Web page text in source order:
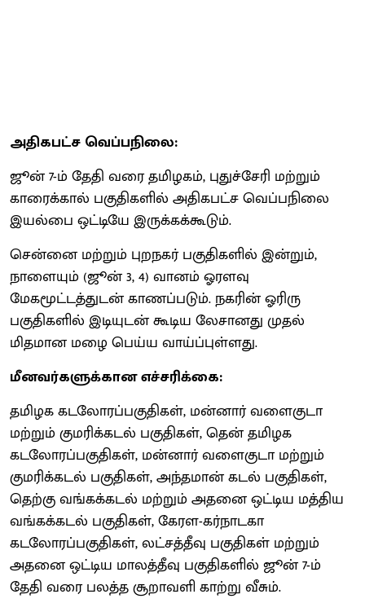
அதிகபட்ச வெப்பநிலை:
ஜூன் 7-ம் தேதி வரை தமிழகம், புதுச்சேரி மற்றும்
காரைக்கால் பகுதிகளில் அதிகபட்ச வெப்பநிலை
இயல்பை ஒட்டியே இருக்கக்கூடும்.
சென்னை மற்றும் புறநகர் பகுதிகளில் இன்றும்,
நாளையும் (ஜூன் 3, 4) வானம் ஓரளவு
மேகமூட்டத்துடன் காணப்படும். நகரின் ஓரிரு
பகுதிகளில் இடியுடன் கூடிய லேசானது முதல்
மிதமான மழை பெய்ய வாய்ப்புள்ளது.
மீனவர்களுக்கான எச்சரிக்கை:
தமிழக கடலோரப்பகுதிகள், மன்னார் வளைகுடா
மற்றும் குமரிக்கடல் பகுதிகள், தென் தமிழக
கடலோரப்பகுதிகள், மன்னார் வளைகுடா மற்றும்
குமரிக்கடல் பகுதிகள், அந்தமான் கடல் பகுதிகள்,
தெற்கு வங்கக்கடல் மற்றும் அதனை ஒட்டிய மத்திய
வங்கக்கடல் பகுதிகள், கேரள-கர்நாடகா
கடலோரப்பகுதிகள், லட்சத்தீவு பகுதிகள் மற்றும்
அதனை ஒட்டிய மாலத்தீவு பகுதிகளில் ஜூன் 7-ம்
தேதி வரை பலத்த சூறாவளி காற்று வீசும்.